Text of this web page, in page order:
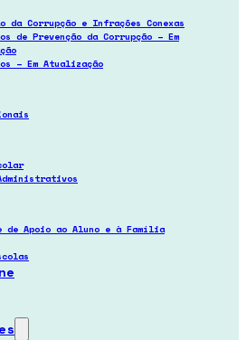
da Corrupção e Infrações Conexas
de Prevenção da Corrupção – Em
– Em Atualização
de Apoio ao Aluno e à Família